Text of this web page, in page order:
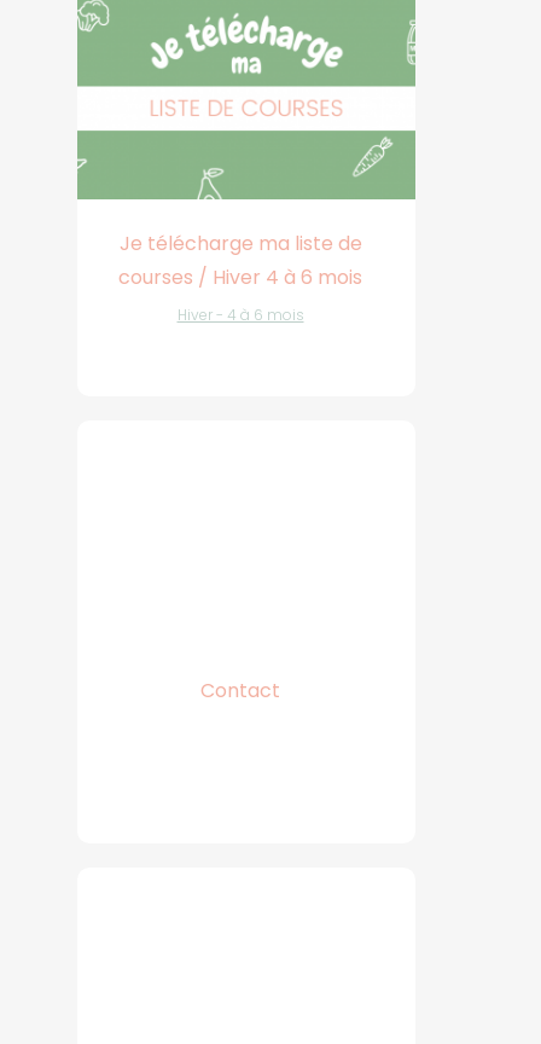
Je télécharge ma liste de
courses / Hiver 4 à 6 mois
Hiver - 4 à 6 mois
Contact